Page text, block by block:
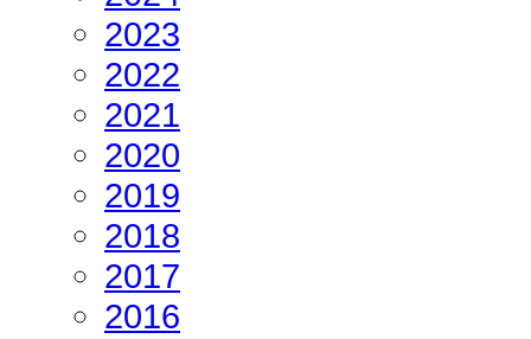
2023
2022
2021
2020
2019
2018
2017
2016